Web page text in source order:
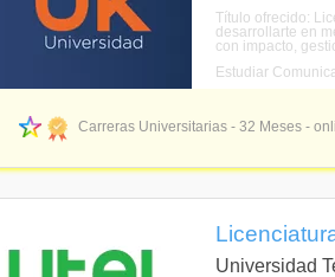
Título ofrecido:
desarrollarte en
con impacto,
Estudiar
Carreras Universitarias - 32 Meses -
Universidad